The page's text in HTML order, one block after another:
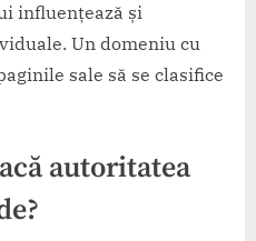
influențează și
Un domeniu cu
sale să se clasifice
autoritatea